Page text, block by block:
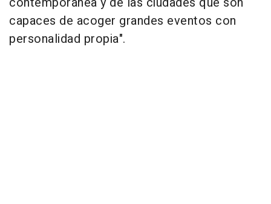
capaces de acoger grandes eventos con
personalidad propia".